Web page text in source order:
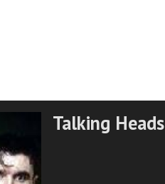
Talking Heads